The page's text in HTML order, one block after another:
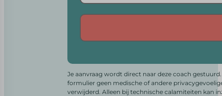
Je aanvraag wordt direct naar deze coach
formulier geen medische of andere
verwijderd. Alleen bij technische calamiteiten kan